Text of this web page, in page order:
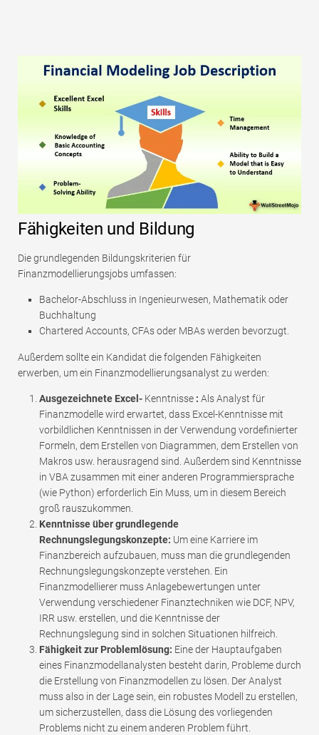
Fähigkeiten und Bildung
Die grundlegenden Bildungskriterien für
Finanzmodellierungsjobs umfassen:
Bachelor-Abschluss in Ingenieurwesen, Mathematik oder
Buchhaltung
Chartered Accounts, CFAs oder MBAs werden bevorzugt.
Außerdem sollte ein Kandidat die folgenden Fähigkeiten
erwerben, um ein Finanzmodellierungsanalyst zu werden:
Ausgezeichnete Excel- Kenntnisse : Als Analyst für
Finanzmodelle wird erwartet, dass Excel-Kenntnisse mit
vorbildlichen Kenntnissen in der Verwendung vordefinierter
Formeln, dem Erstellen von Diagrammen, dem Erstellen von
Makros usw. herausragend sind. Außerdem sind Kenntnisse
in VBA zusammen mit einer anderen Programmiersprache
(wie Python) erforderlich Ein Muss, um in diesem Bereich
groß rauszukommen.
Kenntnisse über grundlegende
Rechnungslegungskonzepte: Um eine Karriere im
Finanzbereich aufzubauen, muss man die grundlegenden
Rechnungslegungskonzepte verstehen. Ein
Finanzmodellierer muss Anlagebewertungen unter
Verwendung verschiedener Finanztechniken wie DCF, NPV,
IRR usw. erstellen, und die Kenntnisse der
Rechnungslegung sind in solchen Situationen hilfreich.
Fähigkeit zur Problemlösung: Eine der Hauptaufgaben
eines Finanzmodellanalysten besteht darin, Probleme durch
die Erstellung von Finanzmodellen zu lösen. Der Analyst
muss also in der Lage sein, ein robustes Modell zu erstellen,
um sicherzustellen, dass die Lösung des vorliegenden
Problems nicht zu einem anderen Problem führt.